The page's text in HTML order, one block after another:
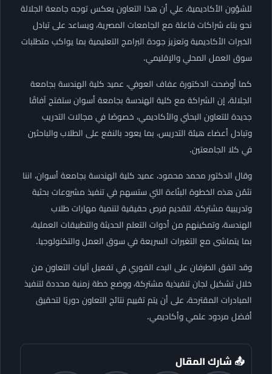
للشؤون الأكاديمية، علي أن هذا التعاون يعكس توجه جامعة الجلالة
نحو بناء شراكات فاعلة مع الجامعات المصرية، ويساعد على تبادل
الخبرات الأكاديمية وتعزيز جودة البرامج التعليمية بما يواكب متطلبات
سوق العمل المحلي والإقليمي.
كما أوضحت الدكتورة عفاف العوفي، عميد كلية الهندسة بجامعة
الجلالة، إن الشراكة مع كلية الهندسة بجامعة أسوان ستفتح آفاقًا
جديدة للتعاون البحثي والأكاديمي، خصوصًا في مجالات التدريب
وتبادل أعضاء هيئة التدريس، بما يعود بالنفع على الطلاب والباحثين
في كلا الجامعتين.
وقال الدكتور محمد محمود، عميد كلية الهندسة بجامعة أسوان، اننا
نثمّن هذه الخطوة البنّاءة التي ستسهم في تنفيذ مشروعات بحثية
وتدريبية مشتركة، لتقديم فرص حقيقية لتنمية مهارات طلاب
الهندسة، وتمكينهم من أدوات التعلم الحديثة والتطبيقات العملية،
بما يتماشى مع التغيرات السريعة في سوق العمل والتكنولوجيا.
وقد اتفق الطرفان على البدء الفوري في تفعيل آليات التعاون من
خلال تشكيل لجان تنفيذية مشتركة، ووضع خطة زمنية محددة لتنفيذ
المبادرات المقترحة، على أن يتم تقييم نتائج التعاون دوريًا لتحقيق
أفضل مردود علمي وأكاديمي.
📤 شارك المقال